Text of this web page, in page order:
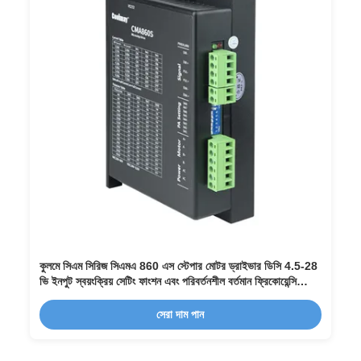
কুলমে সিএম সিরিজ সিএমএ 860 এস স্টেপার মোটর ড্রাইভার ডিসি 4.5-28
ভি ইনপুট স্বয়ংক্রিয় সেটিং ফাংশন এবং পরিবর্তনশীল বর্তমান ফ্রিকোয়েন্সি
সেরা দাম পান